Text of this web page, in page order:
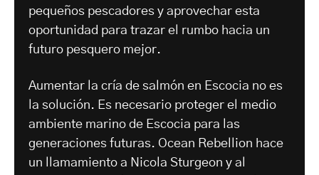
pequeños pescadores y aprovechar esta
oportunidad para trazar el rumbo hacia un
futuro pesquero mejor.
Aumentar la cría de salmón en Escocia no es
la solución. Es necesario proteger el medio
ambiente marino de Escocia para las
generaciones futuras. Ocean Rebellion hace
un llamamiento a Nicola Sturgeon y al